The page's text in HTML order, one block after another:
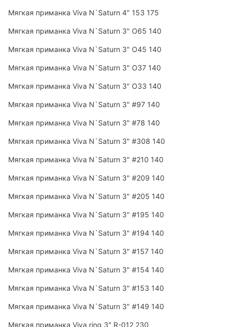
Мягкая приманка Viva N`Saturn 4" 153 175
Мягкая приманка Viva N`Saturn 3" O65 140
Мягкая приманка Viva N`Saturn 3" O45 140
Мягкая приманка Viva N`Saturn 3" O37 140
Мягкая приманка Viva N`Saturn 3" O33 140
Мягкая приманка Viva N`Saturn 3" #97 140
Мягкая приманка Viva N`Saturn 3" #78 140
Мягкая приманка Viva N`Saturn 3" #308 140
Мягкая приманка Viva N`Saturn 3" #210 140
Мягкая приманка Viva N`Saturn 3" #209 140
Мягкая приманка Viva N`Saturn 3" #205 140
Мягкая приманка Viva N`Saturn 3" #195 140
Мягкая приманка Viva N`Saturn 3" #194 140
Мягкая приманка Viva N`Saturn 3" #157 140
Мягкая приманка Viva N`Saturn 3" #154 140
Мягкая приманка Viva N`Saturn 3" #153 140
Мягкая приманка Viva N`Saturn 3" #149 140
Мягкая приманка Viva ring 3" R-012 230